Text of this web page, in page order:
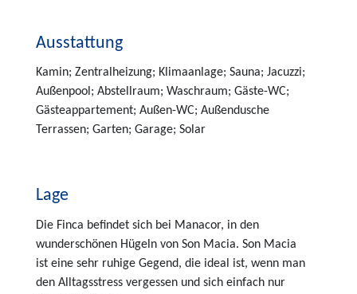
Ausstattung
Kamin; Zentralheizung; Klimaanlage; Sauna; Jacuzzi;
Außenpool; Abstellraum; Waschraum; Gäste-WC;
Gästeappartement; Außen-WC; Außendusche
Terrassen; Garten; Garage; Solar
Lage
Die Finca befindet sich bei Manacor, in den
wunderschönen Hügeln von Son Macia. Son Macia
ist eine sehr ruhige Gegend, die ideal ist, wenn man
den Alltagsstress vergessen und sich einfach nur